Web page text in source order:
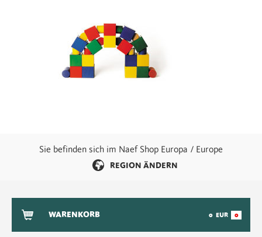
Sie befinden sich im Naef Shop Europa / Europe
REGION ÄNDERN
WARENKORB 0 EUR 0